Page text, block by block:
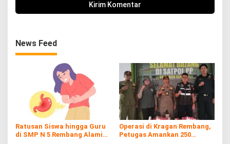
News Feed
Ratusan Siswa hingga Guru
di SMP N 5 Rembang Alami
Operasi di Kragan Rembang,
Petugas Amankan 250